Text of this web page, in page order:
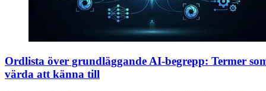
Ordlista över grundläggande AI-begrepp: Termer
värda att känna till